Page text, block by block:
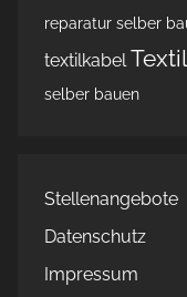
reparatur selber
textilkabel
selber bauen
Stellenangebote
Datenschutz
Impressum